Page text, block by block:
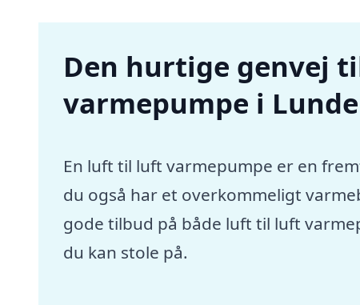
Den hurtige genvej
varmepumpe i Lunde
En luft til luft varmepumpe er en
du også har et overkommeligt
gode tilbud på både luft til luft
du kan stole på.